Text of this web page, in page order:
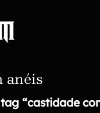
anéis
“castidade